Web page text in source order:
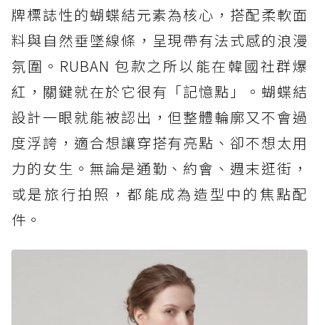
牌標誌性的蝴蝶結元素為核心，搭配柔軟面
料與自然垂墜線條，呈現帶有法式感的浪漫
氛圍。RUBAN 包款之所以能在韓國社群爆
紅，關鍵就在於它很有「記憶點」。蝴蝶結
設計一眼就能被認出，但整體輪廓又不會過
度浮誇，適合想讓穿搭有亮點、卻不想太用
力的女生。無論是通勤、約會、週末逛街，
或是旅行拍照，都能成為造型中的焦點配
件。